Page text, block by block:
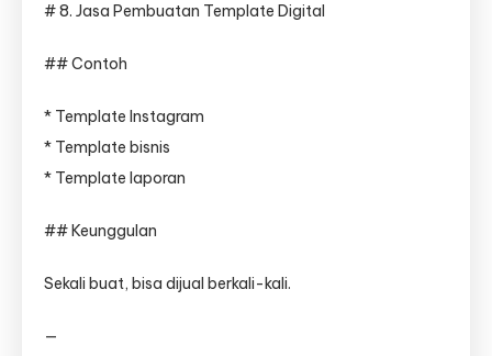
# 8. Jasa Pembuatan Template Digital
## Contoh
* Template Instagram
* Template bisnis
* Template laporan
## Keunggulan
Sekali buat, bisa dijual berkali-kali.
—